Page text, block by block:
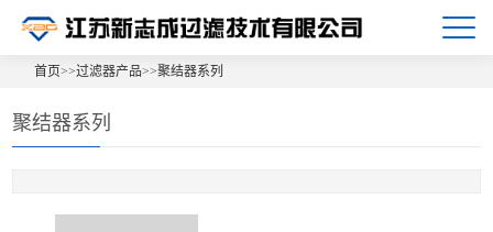
首页>>过滤器产品>>聚结器系列
聚结器系列